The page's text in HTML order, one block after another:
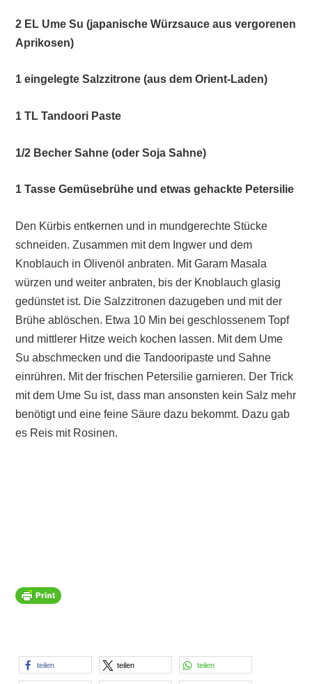
2 EL Ume Su (japanische Würzsauce aus vergorenen
Aprikosen)
1 eingelegte Salzzitrone (aus dem Orient-Laden)
1 TL Tandoori Paste
1/2 Becher Sahne (oder Soja Sahne)
1 Tasse Gemüsebrühe und etwas gehackte Petersilie
Den Kürbis entkernen und in mundgerechte Stücke
schneiden. Zusammen mit dem Ingwer und dem
Knoblauch in Olivenöl anbraten. Mit Garam Masala
würzen und weiter anbraten, bis der Knoblauch glasig
gedünstet ist. Die Salzzitronen dazugeben und mit der
Brühe ablöschen. Etwa 10 Min bei geschlossenem Topf
und mittlerer Hitze weich kochen lassen. Mit dem Ume
Su abschmecken und die Tandooripaste und Sahne
einrühren. Mit der frischen Petersilie garnieren. Der Trick
mit dem Ume Su ist, dass man ansonsten kein Salz mehr
benötigt und eine feine Säure dazu bekommt. Dazu gab
es Reis mit Rosinen.
teilen teilen teilen